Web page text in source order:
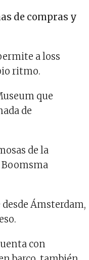
de compras y
a loss
ritmo.
que
de
de la
Ámsterdam,
con